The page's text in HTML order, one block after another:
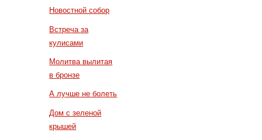
Новостной собор
Встреча за
кулисами
Молитва вылитая
в бронзе
А лучше не болеть
Дом с зеленой
крышей